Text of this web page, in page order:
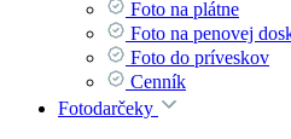
Foto na plátne
Foto na penovej
Foto do príveskov
Cenník
Fotodarčeky